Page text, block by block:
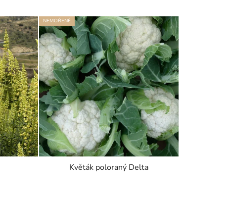
NEMOŘENÉ
Květák poloraný Delta